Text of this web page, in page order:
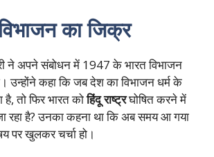
का जिक्र
ने अपने संबोधन में 1947 के भारत विभाजन
उन्होंने कहा कि जब देश का विभाजन धर्म के
तो फिर भारत कोहिंदू राष्ट्रघोषित करने में
रहा है? उनका कहना था कि अब समय आ गया
पर खुलकर चर्चा हो।